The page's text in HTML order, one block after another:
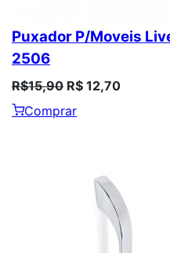
Puxador P/Moveis
2506
R$15,90 R$ 12,70
Comprar